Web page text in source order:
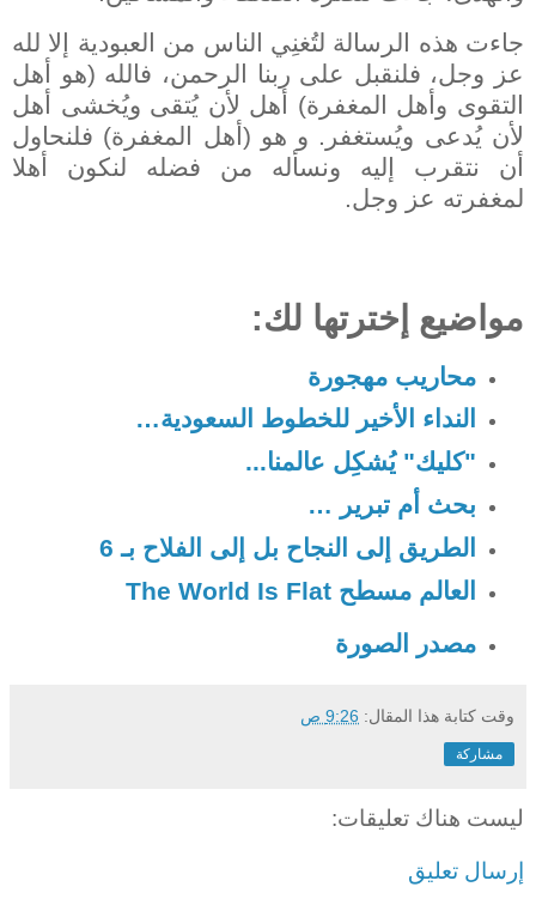
جاءت هذه الرسالة لتُغنِي الناس من العبودية إلا لله
عز وجل، فلنقبل على ربنا الرحمن، فالله (هو أهل
التقوى وأهل المغفرة) أهل لأن يُتقى ويُخشى أهل
لأن يُدعى ويُستغفر. و هو (أهل المغفرة) فلنحاول
أن نتقرب إليه ونسأله من فضله لنكون أهلا
لمغفرته عز وجل.
مواضيع إخترتها لك:
محاريب مهجورة
النداء الأخير للخطوط السعودية…
"كليك" يُشكِل عالمنا...
بحث أم تبرير …
الطريق إلى النجاح بل إلى الفلاح بـ 6
العالم مسطح The World Is Flat
مصدر الصورة
وقت كتابة هذا المقال: 9:26 ص
مشاركة
ليست هناك تعليقات:
إرسال تعليق